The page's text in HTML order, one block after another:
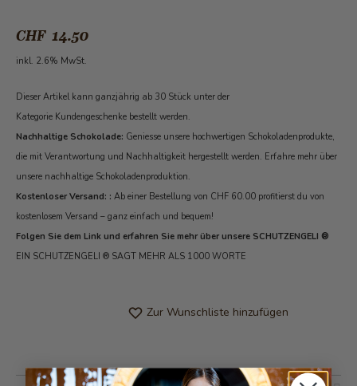
CHF 14.50
inkl. 2.6% MwSt.
Dieser Artikel kann ganzjährig ab 30 Stück unter der
Kategorie Kundengeschenke bestellt werden.
Nachhaltige Schokolade: Geniesse unsere hochwertigen Schokoladenprodukte,
die mit Verantwortung und Nachhaltigkeit hergestellt werden. Erfahre mehr über
unsere nachhaltige Schokoladenproduktion.
Kostenloser Versand: : Ab einer Bestellung von CHF 60.00 profitierst du von
kostenlosem Versand – ganz einfach und bequem!
Folgen Sie dem Link und erfahren Sie mehr über unsere SCHUTZENGELI ®
EIN SCHUTZENGELI ® SAGT MEHR ALS 1000 WORTE
Zur Wunschliste hinzufügen